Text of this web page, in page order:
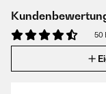
50